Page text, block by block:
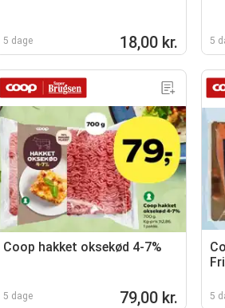
5 dage 18,00 kr. 5
Coop hakket oksekød 4-7%
5 dage 79,00 kr. 5